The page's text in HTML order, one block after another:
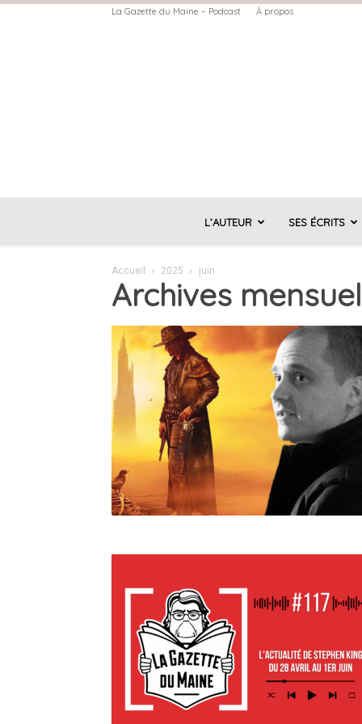
La Gazette du Maine – Podcast À propos
L’AUTEUR SES ÉCRITS
Accueil 2025 juin
Archives